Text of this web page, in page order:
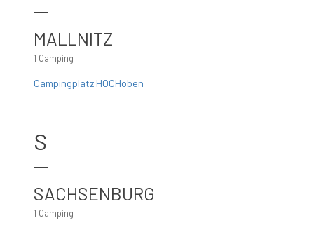
MALLNITZ
1 Camping
Campingplatz HOCHoben
S
SACHSENBURG
1 Camping